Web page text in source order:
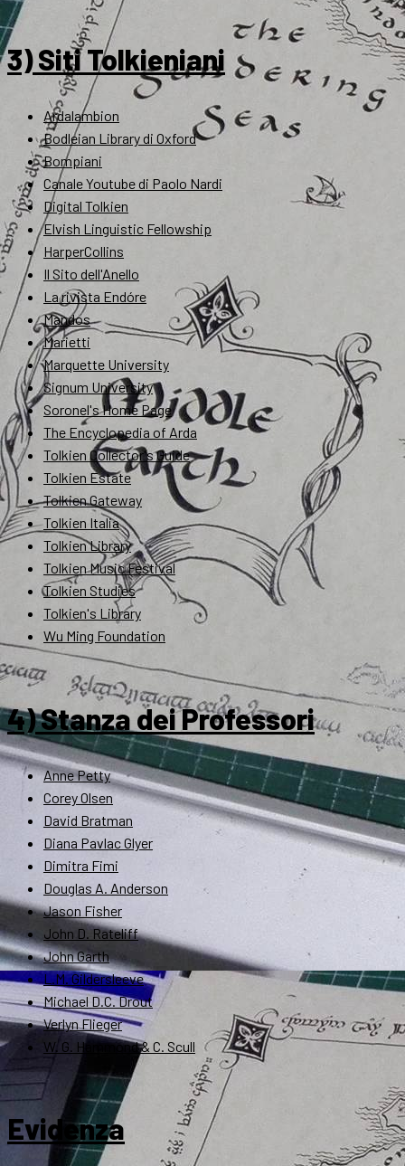
3) Siti Tolkieniani
Ardalambion
Bodleian Library di Oxford
Bompiani
Canale Youtube di Paolo Nardi
Digital Tolkien
Elvish Linguistic Fellowship
HarperCollins
Il Sito dell'Anello
La rivista Endóre
Mandos
Marietti
Marquette University
Signum University
Soronel's Home Page
The Encyclopedia of Arda
Tolkien Collector's Guide
Tolkien Estate
Tolkien Gateway
Tolkien Italia
Tolkien Library
Tolkien Music Festival
Tolkien Studies
Tolkien's Library
Wu Ming Foundation
4) Stanza dei Professori
Anne Petty
Corey Olsen
David Bratman
Diana Pavlac Glyer
Dimitra Fimi
Douglas A. Anderson
Jason Fisher
John D. Rateliff
John Garth
L.M. Gildersleeve
Michael D.C. Drout
Verlyn Flieger
W. G. Hammond & C. Scull
Evidenza